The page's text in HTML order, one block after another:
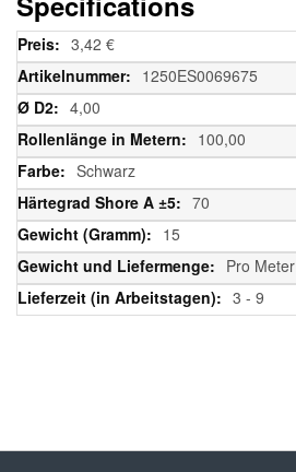
Weitere
Informationen
3,42 €
1250ES0069675
4,00
100,00
Schwarz
70
15
Pro Meter
3 - 9